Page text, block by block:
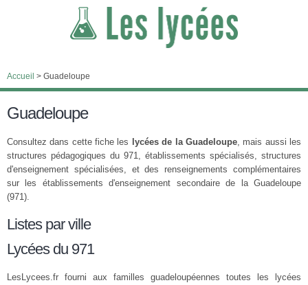
Accueil > Guadeloupe
Guadeloupe
Consultez dans cette fiche les lycées de la Guadeloupe, mais aussi les
structures pédagogiques du 971, établissements spécialisés, structures
d'enseignement spécialisées, et des renseignements complémentaires
sur les établissements d'enseignement secondaire de la Guadeloupe
(971).
Listes par ville
Lycées du 971
LesLycees.fr fourni aux familles guadeloupéennes toutes les lycées